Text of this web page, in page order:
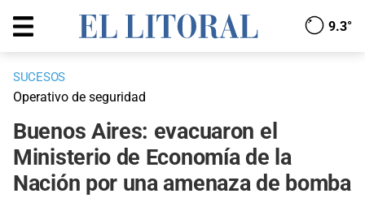
9.3°
SUCESOS
Operativo de seguridad
Buenos Aires: evacuaron el
Ministerio de Economía de la
Nación por una amenaza de bomba